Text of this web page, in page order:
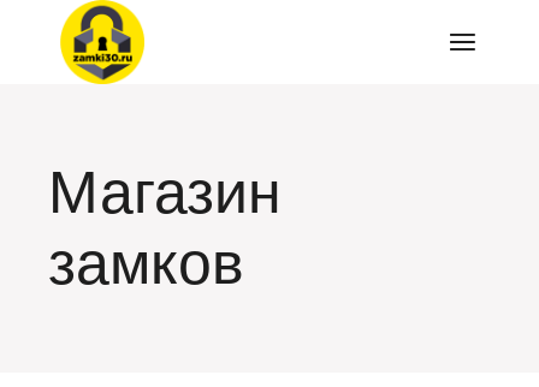
Перейти
содержимому
Магазин
замков